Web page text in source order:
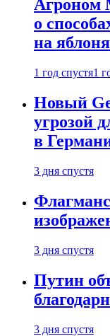
Агроном
о
на
1 год спустя1
Новый
угрозой
в
3 дня спустя
3 дня спустя
Путин
3 дня спустя